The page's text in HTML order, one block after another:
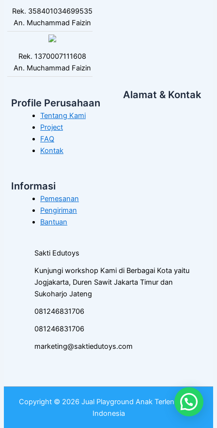
Rek. 358401034699535
An. Muchammad Faizin
Rek. 1370007111608
An. Muchammad Faizin
Profile Perusahaan
Tentang Kami
Project
FAQ
Kontak
Informasi
Pemesanan
Pengiriman
Bantuan
Alamat & Kontak
Sakti Edutoys
Kunjungi workshop Kami di Berbagai Kota yaitu
Jogjakarta, Duren Sawit Jakarta Timur dan
Sukoharjo Jateng
081246831706
081246831706
marketing@saktiedutoys.com
Copyright © 2026 Jual Playground Anak Terlengkap di
Indonesia